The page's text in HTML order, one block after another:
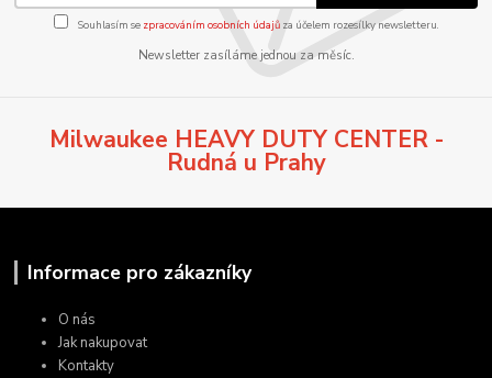
Souhlasím se zpracováním osobních údajůza účelem rozesílky newsletteru.
Newsletter zasíláme jednou za měsíc.
Milwaukee HEAVY DUTY CENTER -
Rudná u Prahy
Informace pro zákazníky
O nás
Jak nakupovat
Kontakty